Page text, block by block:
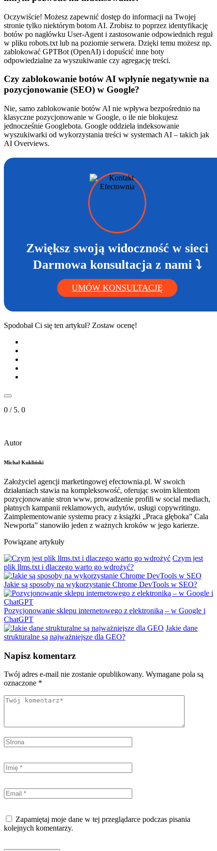
Oczywiście! Możesz zapewnić dostęp do informacji na Twojej
stronie tylko niektórym botom AI. Zrobisz to poprzez identyfikację
botów po nagłówku User-Agent i zastosowanie odpowiednich reguł
w pliku robots.txt lub na poziomie serwera. Dzięki temu możesz np.
zablokować GPTBot (OpenAI) i dopuścić inne boty
odpowiedzialne za wyszukiwanie czy agregację treści.
Czy zablokowanie botów AI wpłynie negatywnie na
pozycjonowanie (SEO) w Google?
Nie, samo zablokowanie botów AI nie wpływa bezpośrednio na
klasyczne pozycjonowanie w Google, o ile nie blokujesz
jednocześnie Googlebota. Google oddziela indeksowanie
wyszukiwarki od wykorzystania treści w systemach AI – takich jak
AI Overviews.
Zwiększ swoją widoczność w sieci
Darmowa konsultacja z nami ⤵
UMÓW KONSULTACJĘ
Spodobał Ci się ten artykuł? Zostaw ocenę!
0 / 5. 0
Autor
Michał Kukliński
Założyciel agencji marketingowej efectownia.pl. W swoich
działaniach stawia na kompleksowość, oferując swoim klientom
pozycjonowanie stron www, prowadzenie profili w social mediach,
płatnych kampanii reklamowych, audytów, usługi copywritingu.
Zaimplementowanie systemu pracy z książki „Praca głęboka” Cala
Newporta” stanowiło jeden z ważnych kroków w jego karierze.
Powiązane artykuły
Czym jest
plik llms.txt i dlaczego warto go wdrożyć?
Jakie są sposoby na wykorzystanie Chrome DevTools w SEO?
Pozycjonowanie sklepu internetowego z elektroniką – w Google i
ChatGPT
Jakie dane
strukturalne są najważniejsze dla GEO?
Napisz komentarz
Twój adres e-mail nie zostanie opublikowany. Wymagane pola są
oznaczone *
Zapamiętaj moje dane w tej przeglądarce podczas pisania
kolejnych komentarzy.